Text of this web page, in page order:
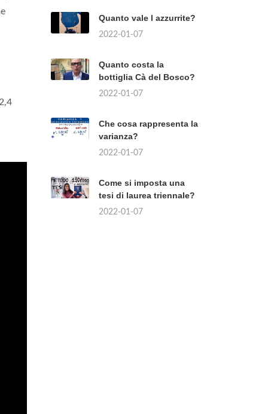
Quanto vale l azzurrite?
2022-01-07
Quanto costa la
bottiglia Cà del Bosco?
2022-01-07
Che cosa rappresenta la
varianza?
2022-01-07
Come si imposta una
tesi di laurea triennale?
2022-01-07